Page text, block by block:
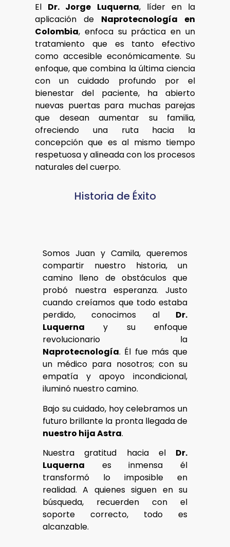
El Dr. Jorge Luquerna, líder en la
aplicación de Naprotecnología en
Colombia, enfoca su práctica en un
tratamiento que es tanto efectivo
como accesible económicamente. Su
enfoque, que combina la última ciencia
con un cuidado profundo por el
bienestar del paciente, ha abierto
nuevas puertas para muchas parejas
que desean aumentar su familia,
ofreciendo una ruta hacia la
concepción que es al mismo tiempo
respetuosa y alineada con los procesos
naturales del cuerpo.
Historia de Éxito
Somos Juan y Camila, queremos
compartir nuestro historia, un
camino lleno de obstáculos que
probó nuestra esperanza. Justo
cuando creíamos que todo estaba
perdido, conocimos al Dr.
Luquerna y su enfoque
revolucionario la
Naprotecnología. Él fue más que
un médico para nosotros; con su
empatía y apoyo incondicional,
iluminó nuestro camino.
Bajo su cuidado, hoy celebramos un
futuro brillante la pronta llegada de
nuestro hija Astra.
Nuestra gratitud hacia el Dr.
Luquerna es inmensa él
transformó lo imposible en
realidad. A quienes siguen en su
búsqueda, recuerden con el
soporte correcto, todo es
alcanzable.